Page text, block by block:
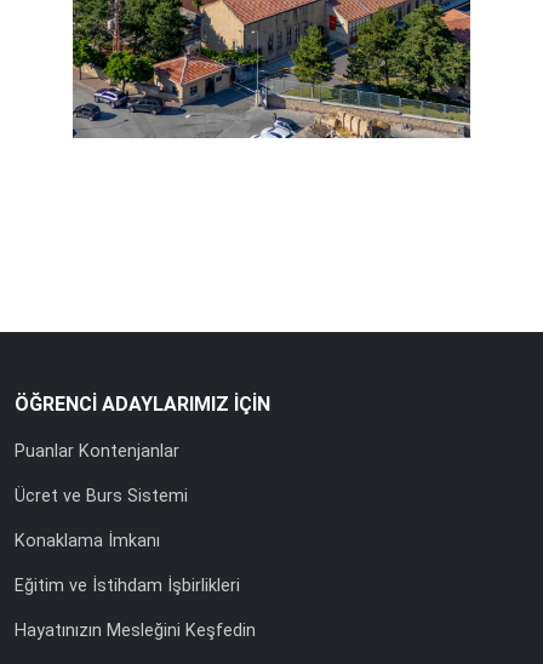
ÖĞRENCİ ADAYLARIMIZ İÇİN
Puanlar Kontenjanlar
Ücret ve Burs Sistemi
Konaklama İmkanı
Eğitim ve İstihdam İşbirlikleri
Hayatınızın Mesleğini Keşfedin